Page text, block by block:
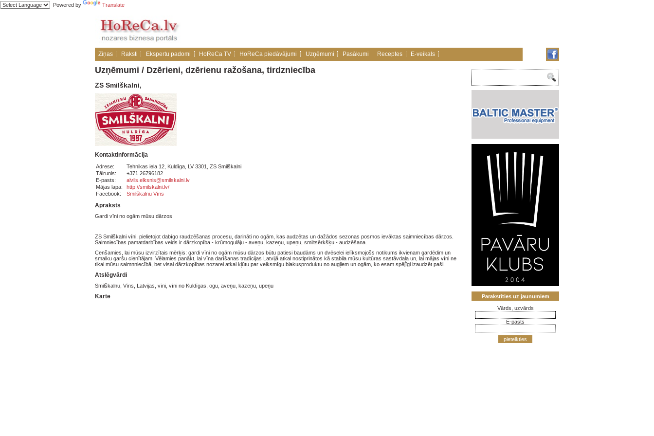
Powered by Translate
Ziņas Raksti Ekspertu padomi HoReCa TV HoReCa piedāvājumi Uzņēmumi Pasākumi Receptes E-veikals
Uzņēmumi / Dzērieni, dzērienu ražošana, tirdzniecība
ZS Smilškalni,
Kontaktinformācija
Adrese:
Tehnikas iela 12, Kuldīga, LV 3301, ZS Smilškalni
Tālrunis:
+371 26796182
E-pasts:
alvils.elksnis@smilskalni.lv
Mājas lapa:
http://smilskalni.lv/
Facebook:
Smilškalnu Vīns
Apraksts
Gardi vīni no ogām mūsu dārzos
ZS Smilškalni vīni, pielietojot dabīgo raudzēšanas procesu, darināti no ogām, kas audzētas un dažādos sezonas posmos ievāktas saimniecības dārzos.
Saimniecības pamatdarbības veids ir dārzkopība - krūmogulāju - aveņu, kazeņu, upeņu, smiltsērkšķu - audzēšana.
Cenšamies, lai mūsu izvirzītais mērķis: gardi vīni no ogām mūsu dārzos būtu patiesi baudāms un dvēselei ielīksmojošs notikums ikvienam gardēdim un
smalku garšu cienītājam. Vēlamies panākt, lai vīna darīšanas tradīcijas Latvijā atkal nostiprinātos kā stabila mūsu kultūras sastāvdaļa un, lai mājas vīni ne
tikai mūsu saimnniecībā, bet visai dārzkopības nozarei atkal kļūtu par veiksmīgu blakusproduktu no augļiem un ogām, ko esam spējīgi izaudzēt paši.
Atslēgvārdi
Smilškalnu, Vīns, Latvijas, vīni, vīni no Kuldīgas, ogu, aveņu, kazeņu, upeņu
Karte Parakstīties uz jaunumiem
Vārds, uzvārds
E-pasts
pieteikties